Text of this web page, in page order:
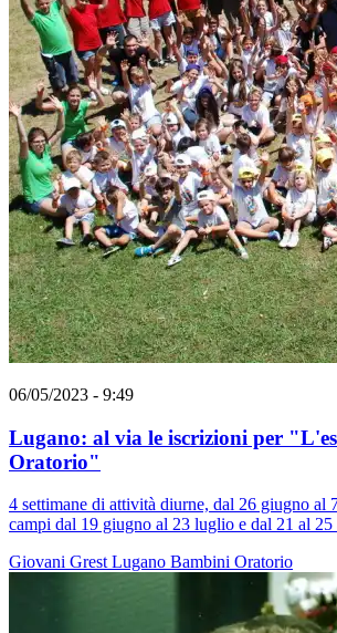
06/05/2023 - 9:49
Lugano: al via le iscrizioni per
Oratorio"
4 settimane di attività diurne, dal 26 giugno al
campi dal 19 giugno al 23 luglio e dal 21 al 25
Giovani Grest Lugano Bambini Oratorio